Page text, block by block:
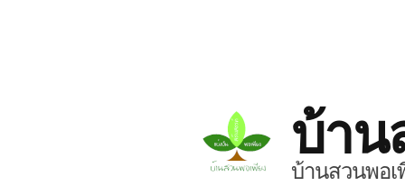
บ้าน
บ้านสวนพอเ